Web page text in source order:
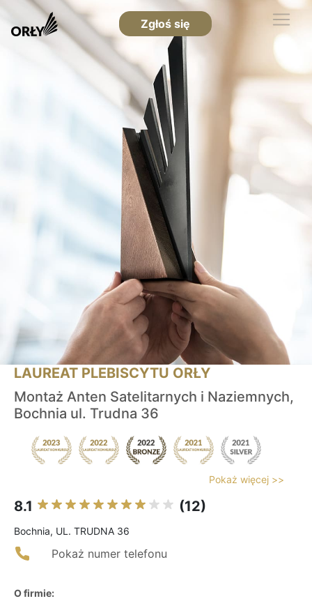
Zgłoś się
LAUREAT PLEBISCYTU ORŁY
Montaż Anten Satelitarnych i Naziemnych,
Bochnia ul. Trudna 36
Pokaż więcej >>
8.1 (12)
Bochnia, UL. TRUDNA 36
Pokaż numer telefonu
O firmie: